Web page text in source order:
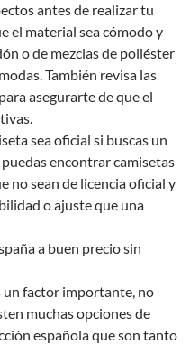
antes de realizar tu
el material sea cómodo y
o de mezclas de poliéster
También revisa las
asegurarte de que el
sea oficial si buscas un
encontrar camisetas
no sean de licencia oficial y
o ajuste que una
a buen precio sin
un factor importante, no
muchas opciones de
española que son tanto